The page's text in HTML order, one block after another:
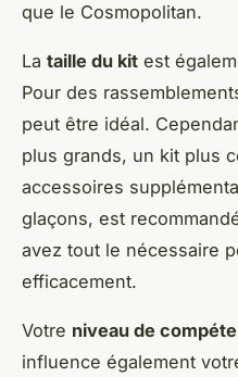
que le Cosmopolitan.
La taille du kit est
Pour des
peut être idéal.
plus grands, un kit plus
accessoires
glaçons, est
avez tout le nécessaire
efficacement.
Votre niveau de
influence également